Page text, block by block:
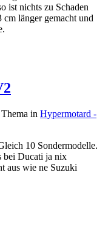
ist nichts zu Schaden
länger gemacht und
in Hypermotard -
10 Sondermodelle.
bei Ducati ja nix
aus wie ne Suzuki